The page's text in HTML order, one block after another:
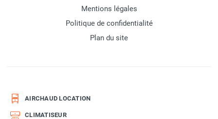
Mentions légales
Politique de confidentialité
Plan du site
AIRCHAUD LOCATION
CLIMATISEUR